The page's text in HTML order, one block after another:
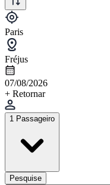
Paris
Fréjus
07/08/2026
+ Retornar
1 Passageiro
Pesquise